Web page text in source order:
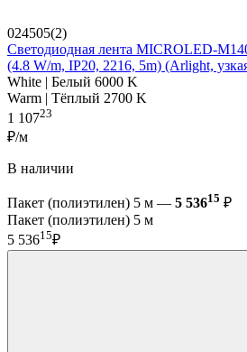
024505(2)
Светодиодная лента MICROLED-
(4.8 W/m, IP20, 2216, 5m) (Arlight,
White | Белый 6000 K
Warm | Тёплый 2700 K
1 10723
₽/м
В наличии
Пакет (полиэтилен) 5 м — 5 53615 ₽
Пакет (полиэтилен) 5 м
5 53615₽